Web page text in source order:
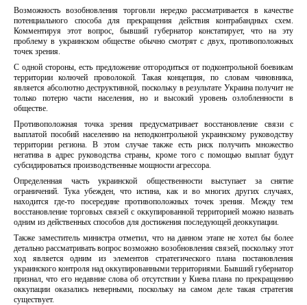
Возможность возобновления торговли нередко рассматривается в качестве
потенциального способа для прекращения действия контрабандных схем.
Комментируя этот вопрос, бывший губернатор констатирует, что на эту
проблему в украинском обществе обычно смотрят с двух, противоположных
точек зрения.
С одной стороны, есть предложение отгородиться от подконтрольной боевикам
территории колючей проволокой. Такая концепция, по словам чиновника,
является абсолютно деструктивной, поскольку в результате Украина получит не
только потерю части населения, но и высокий уровень озлобленности в
обществе.
Противоположная точка зрения предусматривает восстановление связи с
выплатой пособий населению на неподконтрольной украинскому руководству
территории региона. В этом случае также есть риск получить множество
негатива в адрес руководства страны, кроме того с помощью выплат будут
субсидироваться производственные мощности агрессора.
Определенная часть украинской общественности выступает за снятие
ограничений. Тука убежден, что истина, как и во многих других случаях,
находится где-то посередине противоположных точек зрения. Между тем
восстановление торговых связей с оккупированной территорией можно назвать
одним из действенных способов для достижения последующей деоккупации.
Также заместитель министра отметил, что на данном этапе не хотел бы более
детально рассматривать вопрос возможно возобновления связей, поскольку этот
ход является одним из элементов стратегического плана постановления
украинского контроля над оккупированными территориями. Бывший губернатор
признал, что его недавние слова об отсутствии у Киева плана по прекращению
оккупации оказались неверными, поскольку на самом деле такая стратегия
существует.